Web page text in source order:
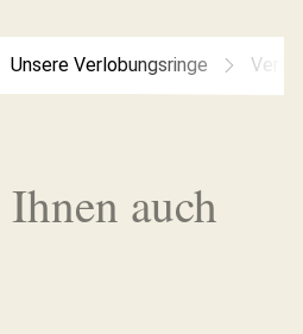
Unsere Verlobungsringe
auch